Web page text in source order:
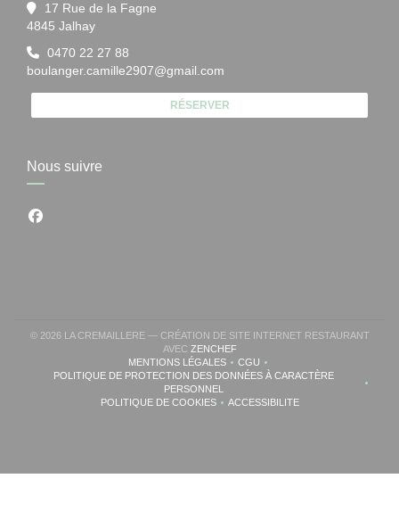
17 Rue de la Fagne
4845 Jalhay((ouvre une nouvelle fenêtre))
0470 22 27 88
boulanger.camille2907@gmail.com
RÉSERVER
Nous suivre
Facebook ((ouvre une nouvelle fenêtre))
© 2026 LA CREMAILLERE — CRÉATION DE SITE INTERNET RESTAURANT
AVEC ZENCHEF((OUVRE UNE NOUVELLE
MENTIONS LÉGALES((OUVRE UNE NOUVELLE FENÊTRE))
CGU((OUVRE UNE NOUVELLE
POLITIQUE DE PROTECTION DES DONNÉES À CARACTÈRE
PERSONNEL((OUVRE UNE NOUVELLE FENÊTRE))
POLITIQUE DE COOKIES((OUVRE UNE NOUVELLE FENÊTRE))
ACCESSIBILITE((OUVRE UNE NOUVELLE